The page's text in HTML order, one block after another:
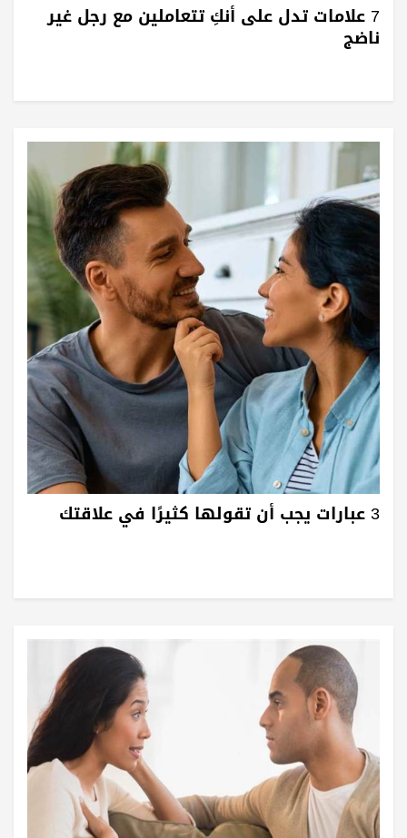
7 علامات تدل على أنكِ تتعاملين مع رجل غير
ناضج
3 عبارات يجب أن تقولها كثيرًا في علاقتك